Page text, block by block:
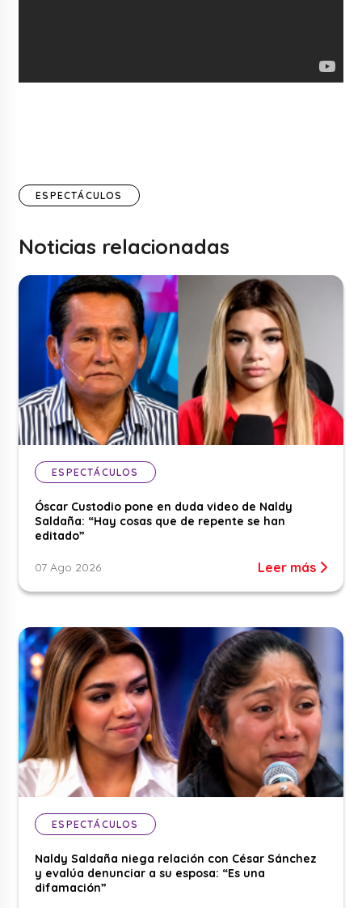
ESPECTÁCULOS
Noticias relacionadas
ESPECTÁCULOS
Óscar Custodio pone en duda video de Naldy
Saldaña: “Hay cosas que de repente se han
editado”
07 Ago 2026 Leer más
ESPECTÁCULOS
Naldy Saldaña niega relación con César Sánchez
y evalúa denunciar a su esposa: “Es una
difamación”